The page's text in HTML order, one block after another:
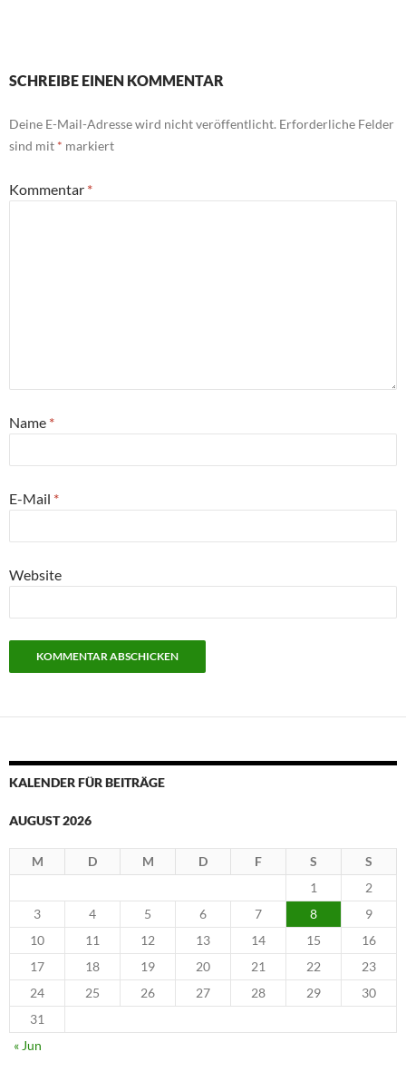
SCHREIBE EINEN KOMMENTAR
Deine E-Mail-Adresse wird nicht veröffentlicht. Erforderliche Felder
sind mit * markiert
Kommentar *
Name *
E-Mail *
Website
KALENDER FÜR BEITRÄGE
AUGUST 2026
M D M D F S
S
1
2
3
4 5 6 7 8
9
10
11 12 13 14 15
16
17
18 19 20 21 22
23
24
25 26 27 28 29
30
31
« Jun